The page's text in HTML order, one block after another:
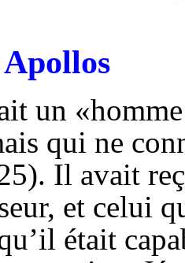
un
qui ne
Il avait
et celui
était